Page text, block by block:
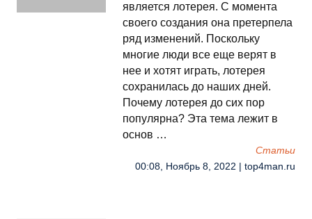
является лотерея. С момента
своего создания она претерпела
ряд изменений. Поскольку
многие люди все еще верят в
нее и хотят играть, лотерея
сохранилась до наших дней.
Почему лотерея до сих пор
популярна? Эта тема лежит в
основ …
Cтатьи
00:08, Ноябрь 8, 2022 | top4man.ru